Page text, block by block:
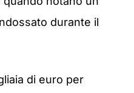
durante il
di euro per